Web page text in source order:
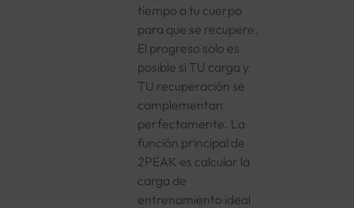
tiempo a tu cuerpo
para que se recupere.
El progreso solo es
posible si TU carga y
TU recuperación se
complementan
perfectamente. La
función principal de
2PEAK es calcular la
carga de
entrenamiento ideal